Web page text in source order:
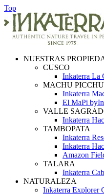
Top
NUESTRAS
CUSCO
Inkaterra La
MACHU
Inkaterra
El MaPi
VALLE
Inkaterra
TAMBOPATA
Inkaterra
Inkaterra
Amazon
TALARA
Inkaterra
NATURALEZA
Inkaterra Explorer